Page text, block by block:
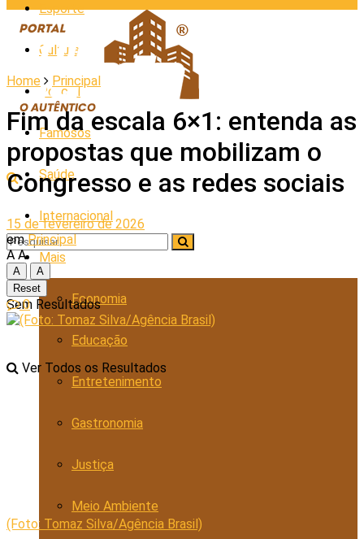
Esporte
Cultura
Policial
Famosos
Saúde
Internacional
Mais
Economia
Educação
Entretenimento
Gastronomia
Justiça
Meio Ambiente
Sem Resultados
Ver Todos os Resultados
Home Principal
Fim da escala 6×1: entenda as
propostas que mobilizam o
Congresso e as redes sociais
15 de fevereiro de 2026
em Principal
A A
A
A
Reset
0
(Foto: Tomaz Silva/Agência Brasil)